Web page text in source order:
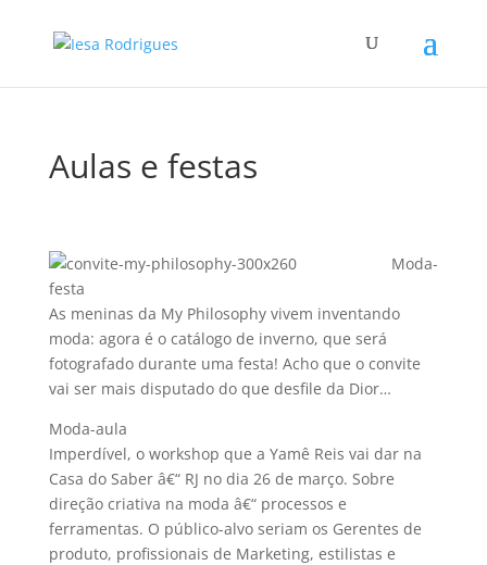
Aulas e festas
Moda-
festa
As meninas da My Philosophy vivem inventando
moda: agora é o catálogo de inverno, que será
fotografado durante uma festa! Acho que o convite
vai ser mais disputado do que desfile da Dior…
Moda-aula
Imperdí­vel, o workshop que a Yamê Reis vai dar na
Casa do Saber â€“ RJ no dia 26 de março. Sobre
direção criativa na moda â€“ processos e
ferramentas. O público-alvo seriam os Gerentes de
produto, profissionais de Marketing, estilistas e